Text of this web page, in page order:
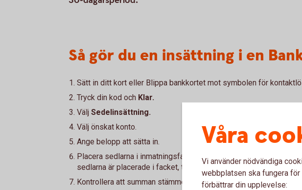
Så gör du en insättning i en
Sätt in ditt kort eller Blippa bankkortet mot symbolen för
Tryck din kod och Klar.
Välj Sedelinsättning.
Välj önskat konto.
Ange belopp att sätta in.
Placera sedlarna i inmatningsfacket (max 100 sedlar åt gången).
sedlarna är placerade i facket, tryck
Fortsätt.
Kontrollera att summan stämmer och tryck påGodkänn.
Våra
Vi använder nödvändiga
webbplatsen ska fungera
förbättrar din upplevelse: